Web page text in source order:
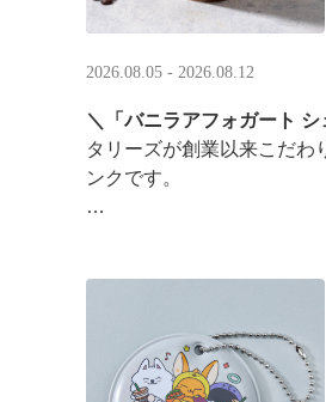
2026.08.05 - 2026.08.12
＼「バニラアフォガート
タリーズが創業以来こだわ
ンクです。